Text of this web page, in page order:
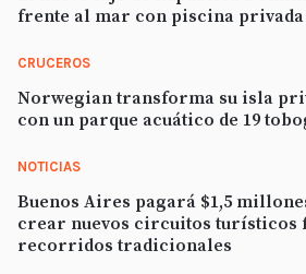
frente al mar con piscina
CRUCEROS
Norwegian transforma su isla
con un parque acuático de 19
NOTICIAS
Buenos Aires pagará $1,5
crear nuevos circuitos turísticos
recorridos tradicionales